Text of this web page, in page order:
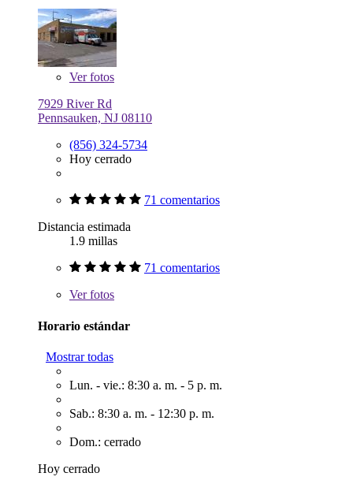
Verfotos
7929 River Rd
Pennsauken, NJ 08110
(856) 324-5734
Hoy cerrado
71 comentarios
Distancia estimada
1.9 millas
71 comentarios
Verfotos
Horario estándar
Mostrar todas
Lun. - vie.: 8:30 a. m. - 5 p. m.
Sab.: 8:30 a. m. - 12:30 p. m.
Dom.: cerrado
Hoy cerrado